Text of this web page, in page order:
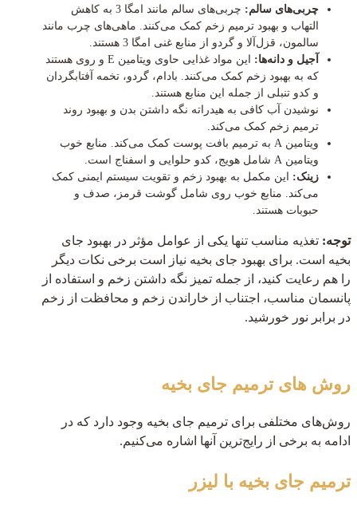
چربی‌های سالم:
چربی‌های سالم مانند امگا 3 به کاهش
التهاب و بهبود ترمیم زخم کمک می‌کنند. ماهی‌های چرب مانند
سالمون، قزل‌آلا و گردو از منابع غنی امگا 3 هستند.
آجیل و دانه‌ها:
این مواد غذایی حاوی ویتامین E و روی هستند
که به بهبود زخم کمک می‌کنند. بادام، گردو، تخمه آفتابگردان
و کدو تنبلی از جمله این منابع هستند.
نوشیدن آب کافی به هیدراته نگه داشتن بدن و بهبود روند
ترمیم زخم کمک می‌کند.
ویتامین A به ترمیم بافت پوست کمک می‌کند. منابع خوب
ویتامین A شامل هویج، کدو حلوایی و اسفناج است.
زینک: این مکمل به بهبود زخم و تقویت سیستم ایمنی کمک
می‌کند. منابع خوب روی شامل گوشت قرمز، صدف و
حبوبات هستند.
توجه: تغذیه مناسب تنها یکی از عوامل مؤثر در بهبود جای
بخیه است. برای بهبود جای بخیه نیاز است برخی نکات دیگر
را هم رعایت کنید، از جمله تمیز نگه داشتن زخم و استفاده از
پانسمان مناسب، اجتناب از خاراندن زخم و محافظت از زخم
در برابر نور خورشید.
روش های ترمیم جای بخیه
روش‌های مختلفی برای ترمیم جای بخیه وجود دارد که در
ادامه به برخی از رایج‌ترین آنها اشاره می‌کنیم.
ترمیم جای بخیه با لیزر